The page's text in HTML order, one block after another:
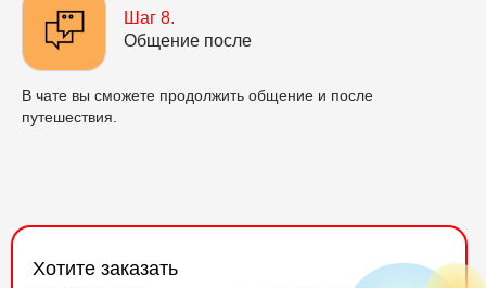
Шаг 8.
Общение после
В чате вы сможете продолжить общение и после
путешествия.
Хотите заказать